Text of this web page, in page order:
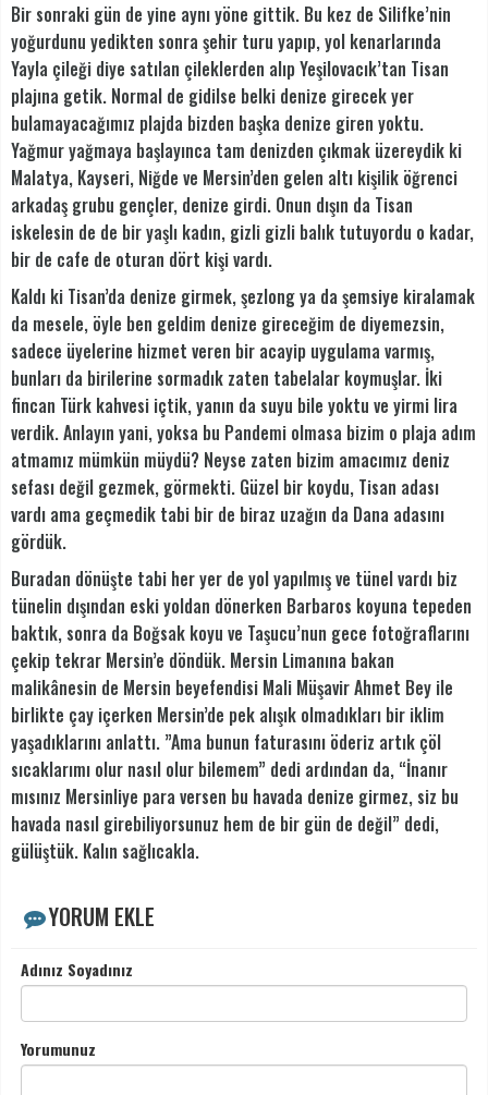
Bir sonraki gün de yine aynı yöne gittik. Bu kez de Silifke’nin
yoğurdunu yedikten sonra şehir turu yapıp, yol kenarlarında
Yayla çileği diye satılan çileklerden alıp Yeşilovacık’tan Tisan
plajına getik. Normal de gidilse belki denize girecek yer
bulamayacağımız plajda bizden başka denize giren yoktu.
Yağmur yağmaya başlayınca tam denizden çıkmak üzereydik ki
Malatya, Kayseri, Niğde ve Mersin’den gelen altı kişilik öğrenci
arkadaş grubu gençler, denize girdi. Onun dışın da Tisan
iskelesin de de bir yaşlı kadın, gizli gizli balık tutuyordu o kadar,
bir de cafe de oturan dört kişi vardı.
Kaldı ki Tisan’da denize girmek, şezlong ya da şemsiye kiralamak
da mesele, öyle ben geldim denize gireceğim de diyemezsin,
sadece üyelerine hizmet veren bir acayip uygulama varmış,
bunları da birilerine sormadık zaten tabelalar koymuşlar. İki
fincan Türk kahvesi içtik, yanın da suyu bile yoktu ve yirmi lira
verdik. Anlayın yani, yoksa bu Pandemi olmasa bizim o plaja adım
atmamız mümkün müydü? Neyse zaten bizim amacımız deniz
sefası değil gezmek, görmekti. Güzel bir koydu, Tisan adası
vardı ama geçmedik tabi bir de biraz uzağın da Dana adasını
gördük.
Buradan dönüşte tabi her yer de yol yapılmış ve tünel vardı biz
tünelin dışından eski yoldan dönerken Barbaros koyuna tepeden
baktık, sonra da Boğsak koyu ve Taşucu’nun gece fotoğraflarını
çekip tekrar Mersin’e döndük. Mersin Limanına bakan
malikânesin de Mersin beyefendisi Mali Müşavir Ahmet Bey ile
birlikte çay içerken Mersin’de pek alışık olmadıkları bir iklim
yaşadıklarını anlattı. ”Ama bunun faturasını öderiz artık çöl
sıcaklarımı olur nasıl olur bilemem” dedi ardından da, “İnanır
mısınız Mersinliye para versen bu havada denize girmez, siz bu
havada nasıl girebiliyorsunuz hem de bir gün de değil” dedi,
gülüştük. Kalın sağlıcakla.
YORUM EKLE
Adınız Soyadınız
Yorumunuz